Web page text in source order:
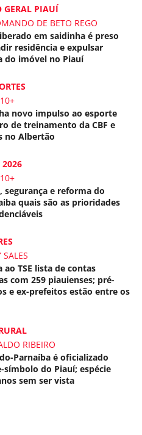
GERAL PIAUÍ
DE BETO REGO
em saidinha é preso
residência e expulsar
do imóvel no Piauí
novo impulso ao esporte
de treinamento da CBF e
no Albertão
2026
segurança e reforma do
quais são as prioridades
SALES
ao TSE lista de contas
com 259 piauienses; pré-
e ex-prefeitos estão entre os
RIBEIRO
Parnaíba é oficializado
símbolo do Piauí; espécie
sem ser vista